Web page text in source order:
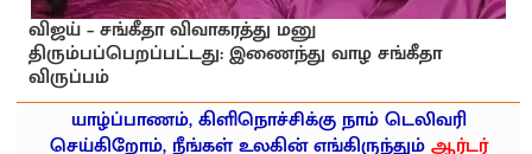
விஜய் – சங்கீதா விவாகரத்து மனு
திரும்பப்பெறப்பட்டது: இணைந்து வாழ சங்கீதா
விருப்பம்
யாழ்ப்பாணம், கிளிநொச்சிக்கு நாம் டெலிவரி
செய்கிறோம், நீங்கள் உலகின் எங்கிருந்தும்ஆர்டர்